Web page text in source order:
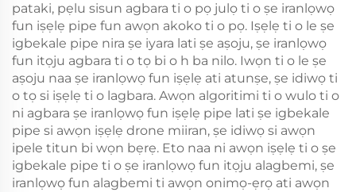
pataki, pẹlu sisun agbara ti o pọ julọ ti o ṣe iranlọwọ
fun iṣẹlẹ pipe fun awọn akoko ti o pọ. Iṣẹlẹ ti o le ṣe
igbekale pipe nira ṣe iyara lati ṣe aṣoju, ṣe iranlọwọ
fun itọju agbara ti o tọ bi o h ba nilo. Iwọn ti o le ṣe
aṣoju naa ṣe iranlọwọ fun iṣẹlẹ ati atunṣe, ṣe idiwọ ti
o tọ si iṣẹlẹ ti o lagbara. Awọn algoritimi ti o wulo ti o
ni agbara ṣe iranlọwọ fun iṣẹlẹ pipe lati ṣe igbekale
pipe si awọn iṣẹlẹ drone miiran, ṣe idiwọ si awọn
ipele titun bi wọn bẹrẹ. Eto naa ni awọn iṣẹlẹ ti o ṣe
igbekale pipe ti o ṣe iranlọwọ fun itọju alagbemi, ṣe
iranlọwọ fun alagbemi ti awọn onimọ-ẹrọ ati awọn